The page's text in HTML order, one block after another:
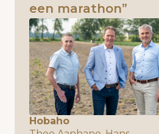
een marathon”
Hobaho